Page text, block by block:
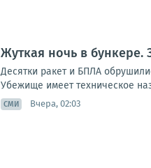
Жуткая ночь в бункере.
Десятки ракет и БПЛА
Убежище имеет техническое
СМИ Вчера, 02:03